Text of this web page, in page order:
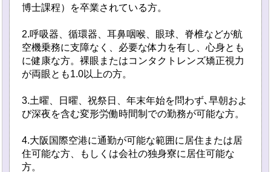
博士課程）を卒業されている方。
2.呼吸器、循環器、耳鼻咽喉、眼球、脊椎などが航
空機乗務に支障なく、必要な体力を有し、心身とも
に健康な方。裸眼またはコンタクトレンズ矯正視力
が両眼とも1.0以上の方。
3.土曜、日曜、祝祭日、年末年始を問わず､早朝およ
び深夜を含む変形労働時間制での勤務が可能な方。
4.大阪国際空港に通勤が可能な範囲に居住または居
住可能な方、もしくは会社の独身寮に居住可能な
方。